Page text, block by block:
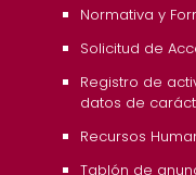
Normativa y
Solicitud de
Registro de
datos de
Recursos
Tablón de